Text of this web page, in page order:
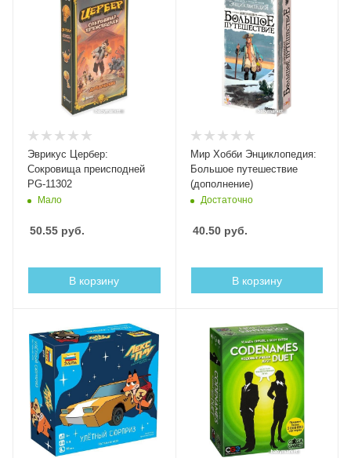
Эврикус Цербер:
Сокровища преисподней
PG-11302
Мало
50.55 руб.
В корзину
Мир Хобби Энциклопедия:
Большое путешествие
(дополнение)
Достаточно
40.50руб.
В корзину